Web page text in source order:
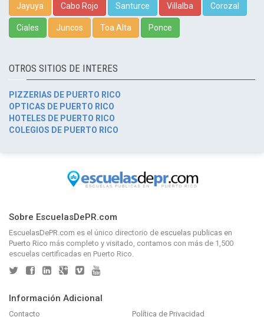
Jayuya Cabo Rojo Santurce Villalba Corozal
Ciales Juncos Toa Alta Ponce
OTROS SITIOS DE INTERES
PIZZERIAS DE PUERTO RICO
OPTICAS DE PUERTO RICO
HOTELES DE PUERTO RICO
COLEGIOS DE PUERTO RICO
Sobre EscuelasDePR.com
EscuelasDePR.com es el único directorio de escuelas publicas en
Puerto Rico más completo y visitado, contamos con más de 1,500
escuelas certificadas en Puerto Rico.
Información Adicional
Contacto Política de Privacidad